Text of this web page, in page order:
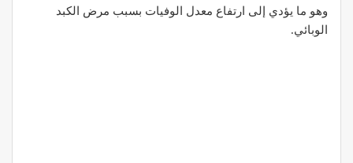
وهو ما يؤدي إلى ارتفاع معدل الوفيات بسبب مرض الكبد
الوبائي.